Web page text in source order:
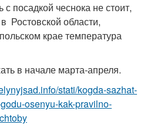
посадкой чеснока не стоит,
Ростовской области,
крае температура
в начале марта-апреля.
stati/kogda-sazhat-
osenyu-kak-pravilno-